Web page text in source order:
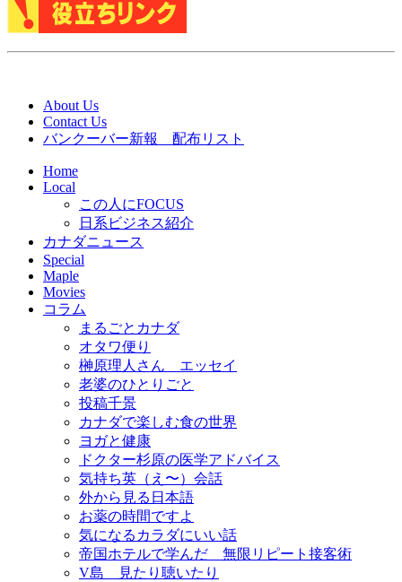
About Us
Contact Us
バンクーバー新報 配布リスト
Home
Local
この人にFOCUS
日系ビジネス紹介
カナダニュース
Special
Maple
Movies
コラム
まるごとカナダ
オタワ便り
榊原理人さん エッセイ
老婆のひとりごと
投稿千景
カナダで楽しむ食の世界
ヨガと健康
ドクター杉原の医学アドバイス
気持ち英（え〜）会話
外から見る日本語
お薬の時間ですよ
気になるカラダにいい話
帝国ホテルで学んだ 無限リピート接客術
V島 見たり聴いたり